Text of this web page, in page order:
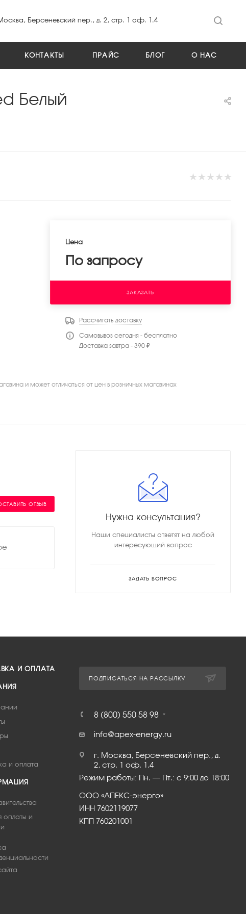
Берсеневский пер., д. 2, стр. 1 оф. 1.4
КОНТАКТЫ ПРАЙС БЛОГ О НАС
Белый
Цена
По запросу
ЗАКАЗАТЬ
Рассчитать доставку
Самовывоз сегодня - бесплатно
Доставка завтра - 390 ₽
и может отличаться от цен в розничных магазинах
ОТЗЫВ
Нужна консультация?
Наши специалисты ответят на любой
интересующий вопрос
ЗАДАТЬ ВОПРОС
И ОПЛАТА
и оплата
оплаты и
ПОДПИСАТЬСЯ НА РАССЫЛКУ
8 (800) 550 58 98
info@apex-energy.ru
г. Москва, Берсеневский пер., д.
2, стр. 1 оф. 1.4
Режим работы: Пн. – Пт.: с 9:00 до 18:00
ООО «АПЕКС-энерго»
ИНН 7602119077
КПП 760201001